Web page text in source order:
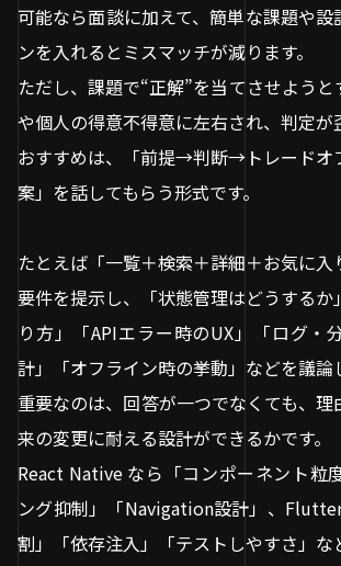
可能なら面談に加えて、簡単な課題や設
ンを入れるとミスマッチが減ります。
ただし、課題で“正解”を当てさせよう
や個人の得意不得意に左右され、判定が
おすすめは、「前提→判断→トレード
案」を話してもらう形式です。
たとえば「一覧＋検索＋詳細＋お気に入
要件を提示し、「状態管理はどうするか
り方」「APIエラー時のUX」「ログ・
計」「オフライン時の挙動」などを議論
重要なのは、回答が一つでなくても、
来の変更に耐える設計ができるかです。
React Native なら「コンポーネント粒
ング抑制」「Navigation設計」、
割」「依存注入」「テストしやすさ」な